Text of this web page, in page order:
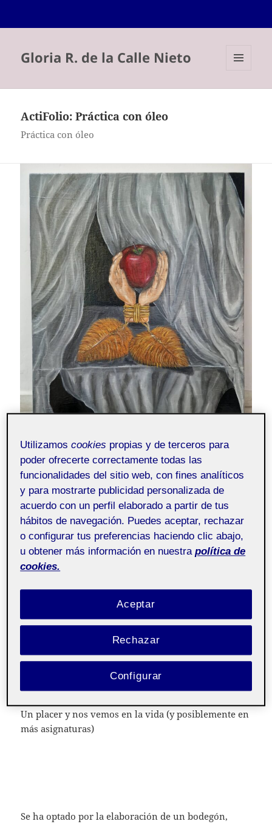
Gloria R. de la Calle Nieto
ActiFolio:Práctica con óleo
Práctica con óleo
PRÁCTICA DE ÓLEO
Taller de pintura y
Pública
Llegado el final de la asignatura os deseo tanto a la
profe Bárbara Abad como a tod+s l+s compaler+s un
feliz verano. Ha sido un placer compartir este
espacio de formación con tod+s y la asignatura me
ha marcado y encantado sus contenidos.
Os comparto también mi dossier de la práctica.
Un placer y nos vemos en la vida (y posiblemente en
más asignaturas)
Se ha optado por la elaboración de un bodegón,
Utilizamoscookies propias y de terceros para
poder ofrecerte correctamente todas las
funcionalidades del sitio web, con fines analíticos
y para mostrarte publicidad personalizada de
acuerdo con un perfil elaborado a partir de tus
hábitos de navegación. Puedes aceptar, rechazar
o configurar tus preferencias haciendo clic abajo,
u obtener más información en nuestra política de
cookies.
Rechazar
Aceptar
Configurar